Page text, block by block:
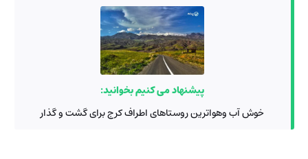
پیشنهاد می کنیم بخوانید:
خوش آب‌ وهواترین روستاهای اطراف کرج برای گشت‌ و گذار